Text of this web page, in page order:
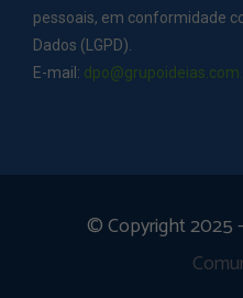
pessoais, em conformidade
Dados (LGPD).
E-mail:
© Copyright 2025